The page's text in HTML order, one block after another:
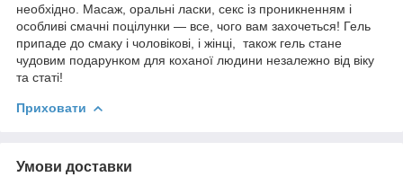
необхідно. Масаж, оральні ласки, секс із проникненням і
особливі смачні поцілунки — все, чого вам захочеться! Гель
припаде до смаку і чоловікові, і жінці, також гель стане
чудовим подарунком для коханої людини незалежно від віку
та статі!
Приховати
Умови доставки